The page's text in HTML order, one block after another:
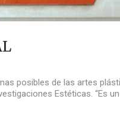
posibles de las artes
Estéticas. “Es un